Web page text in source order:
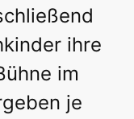
ihre
im
je